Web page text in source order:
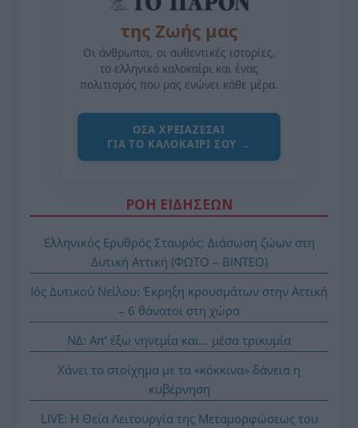
της Ζωής μας
Οι άνθρωποι, οι αυθεντικές ιστορίες,
το ελληνικό καλοκαίρι και ένας
πολιτισμός που μας ενώνει κάθε μέρα.
ΌΣΑ ΧΡΕΙΆΖΕΣΑΙ
ΓΙΑ ΤΟ ΚΑΛΟΚΑΊΡΙ ΣΟΥ →
ΡΟΗ ΕΙΔΗΣΕΩΝ
Ελληνικός Ερυθρός Σταυρός: Διάσωση ζώων στη
Δυτική Αττική (ΦΩΤΟ – ΒΙΝΤΕΟ)
Ιός Δυτικού Νείλου: Έκρηξη κρουσμάτων στην Αττική
– 6 θάνατοι στη χώρα
ΝΔ: Απ’ έξω νηνεμία και… μέσα τρικυμία
Χάνει το στοίχημα με τα «κόκκινα» δάνεια η
κυβέρνηση
LIVE: Η Θεία Λειτουργία της Μεταμορφώσεως του